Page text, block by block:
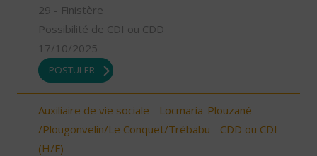
29 - Finistère
Possibilité de CDI ou CDD
17/10/2025
POSTULER
Auxiliaire de vie sociale - Locmaria-Plouzané
/Plougonvelin/Le Conquet/Trébabu - CDD ou CDI
(H/F)